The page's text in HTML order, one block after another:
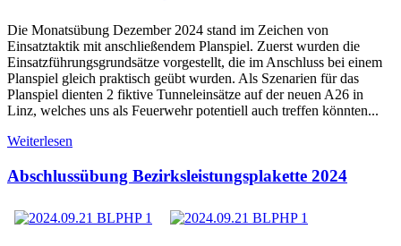
Die Monatsübung Dezember 2024 stand im Zeichen von
Einsatztaktik mit anschließendem Planspiel. Zuerst wurden die
Einsatzführungsgrundsätze vorgestellt, die im Anschluss bei einem
Planspiel gleich praktisch geübt wurden. Als Szenarien für das
Planspiel dienten 2 fiktive Tunneleinsätze auf der neuen A26 in
Linz, welches uns als Feuerwehr potentiell auch treffen könnten...
Weiterlesen
Abschlussübung Bezirksleistungsplakette 2024